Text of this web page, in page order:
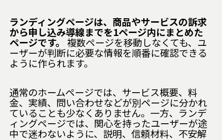
ランディングページは、商品やサービスの訴求
から申し込み導線までを1ページ内にまとめた
ページです。 複数ページを移動しなくても、ユ
ーザーが判断に必要な情報を順番に確認できる
ように作られます。
通常のホームページでは、サービス概要、料
金、実績、問い合わせなどが別ページに分かれ
ていることも少なくありません。一方、ランデ
ィングページでは、関心を持ったユーザーが途
中で迷わないように、説明、信頼材料、不安解